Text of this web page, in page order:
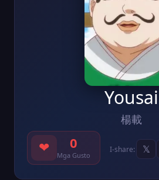
Yousai
楊載
❤ 0
Mga Gusto
I-share: 𝕏